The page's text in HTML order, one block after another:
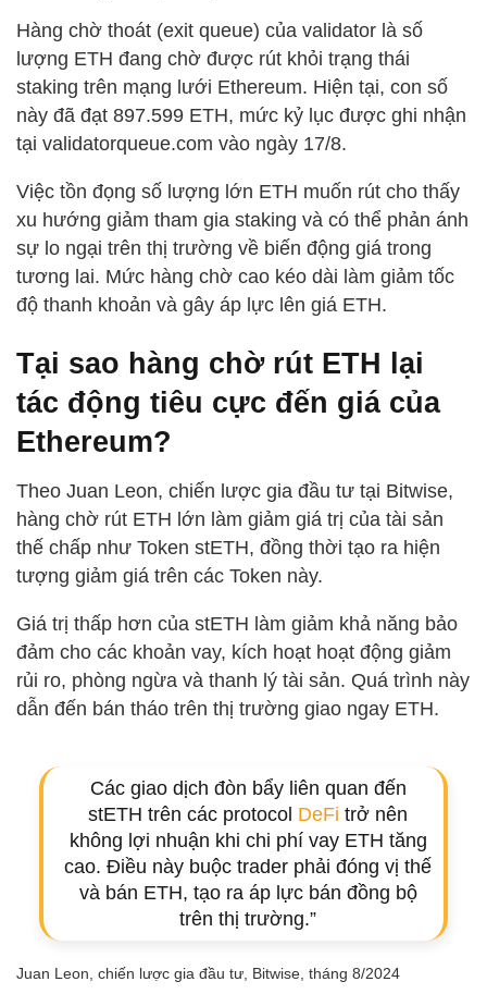
Hàng chờ thoát (exit queue) của validator là số
lượng ETH đang chờ được rút khỏi trạng thái
staking trên mạng lưới Ethereum. Hiện tại, con số
này đã đạt 897.599 ETH, mức kỷ lục được ghi nhận
tại validatorqueue.com vào ngày 17/8.
Việc tồn đọng số lượng lớn ETH muốn rút cho thấy
xu hướng giảm tham gia staking và có thể phản ánh
sự lo ngại trên thị trường về biến động giá trong
tương lai. Mức hàng chờ cao kéo dài làm giảm tốc
độ thanh khoản và gây áp lực lên giá ETH.
Tại sao hàng chờ rút ETH lại
tác động tiêu cực đến giá của
Ethereum?
Theo Juan Leon, chiến lược gia đầu tư tại Bitwise,
hàng chờ rút ETH lớn làm giảm giá trị của tài sản
thế chấp như Token stETH, đồng thời tạo ra hiện
tượng giảm giá trên các Token này.
Giá trị thấp hơn của stETH làm giảm khả năng bảo
đảm cho các khoản vay, kích hoạt hoạt động giảm
rủi ro, phòng ngừa và thanh lý tài sản. Quá trình này
dẫn đến bán tháo trên thị trường giao ngay ETH.
Các giao dịch đòn bẩy liên quan đến
stETH trên các protocol DeFi trở nên
không lợi nhuận khi chi phí vay ETH tăng
cao. Điều này buộc trader phải đóng vị thế
và bán ETH, tạo ra áp lực bán đồng bộ
trên thị trường.”
Juan Leon, chiến lược gia đầu tư, Bitwise, tháng 8/2024